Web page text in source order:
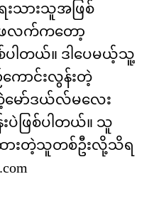
းသားသူအဖြစ်
လက်ကတော့
စ်ပါတယ်။ ဒါပေမယ့်သူ့
ကောင်းလွန်းတဲ့
ော်ဒယ်လ်မလေး
ဖြစ်ပါတယ်။ သူ
ားတဲ့သူတစ်ဦးလို့သိရ